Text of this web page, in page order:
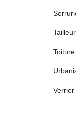
Tailleur
Toiture
Verrier